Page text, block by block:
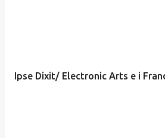
Ipse Dixit/ Electronic Arts e i